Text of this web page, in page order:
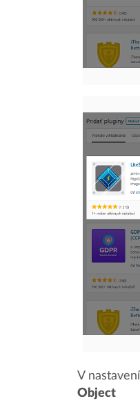
V nastavení
Object